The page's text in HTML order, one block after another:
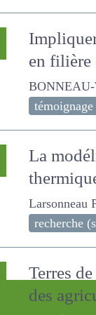
en filière
BONNEAU-
témoignage
La
Larsonneau
recherche
Terres